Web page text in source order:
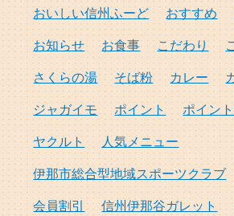
おいしい信州ふーど
おすすめ
お知らせ
お食事 こだわり
さくらの湯
そば粉 カレー
ジャガイモ
ポイント
ポイン
ヤクルト
人気メニュー
伊那市総合型地域スポーツクラブ
会員割引
信州伊那谷ガレット